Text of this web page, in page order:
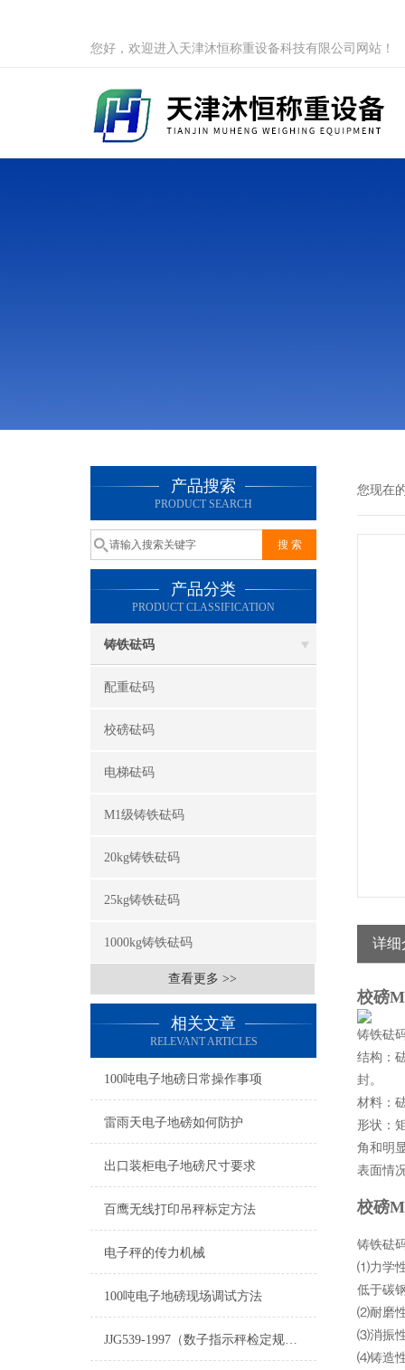
您好，欢迎进入天津沐恒称重设备科技有限公司网站！
产品搜索
PRODUCT SEARCH
产品分类
PRODUCT CLASSIFICATION
铸铁砝码
配重砝码
校磅砝码
电梯砝码
M1级铸铁砝码
20kg铸铁砝码
25kg铸铁砝码
1000kg铸铁砝码
查看更多 >>
相关文章
RELEVANT ARTICLES
100吨电子地磅日常操作事项
雷雨天电子地磅如何防护
出口装柜电子地磅尺寸要求
百鹰无线打印吊秤标定方法
电子秤的传力机械
100吨电子地磅现场调试方法
JJG539-1997（数子指示秤检定规程》中关于调试前的准备工作
您现在
详细
校磅
铸铁砝
结构：
封。
材料：
形状：
角和明
表面情
校磅
铸铁砝
⑴力学
低于碳
⑵耐磨
⑶消振
⑷铸造